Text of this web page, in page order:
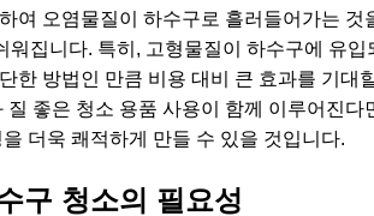
여 오염물질이 하수구로 흘러들어가는 것
워집니다. 특히, 고형물질이 하수구에 유입
한 방법인 만큼 비용 대비 큰 효과를 기대
질 좋은 청소 용품 사용이 함께 이루어진다
더욱 쾌적하게 만들 수 있을 것입니다.
구 청소의 필요성